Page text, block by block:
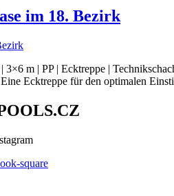
im 18. Bezirk
3×6 m | PP | Ecktreppe |
Ecktreppe für den optimalen
square